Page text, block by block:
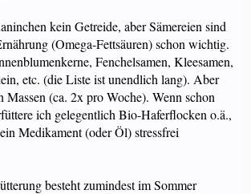
kein Getreide, aber Sämereien sind
(Omega-Fettsäuren) schon wichtig.
Fenchelsamen, Kleesamen,
etc. (die Liste ist unendlich lang). Aber
Massen (ca. 2x pro Woche). Wenn schon
ich gelegentlich Bio-Haferflocken o.ä.,
Medikament (oder Öl) stressfrei
besteht zumindest im Sommer